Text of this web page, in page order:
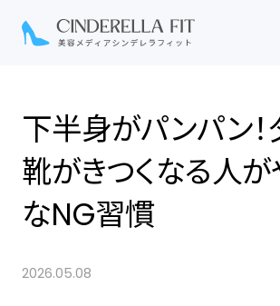
下半身がパンパン
靴がきつくなる人が
なNG習慣
2026.05.08